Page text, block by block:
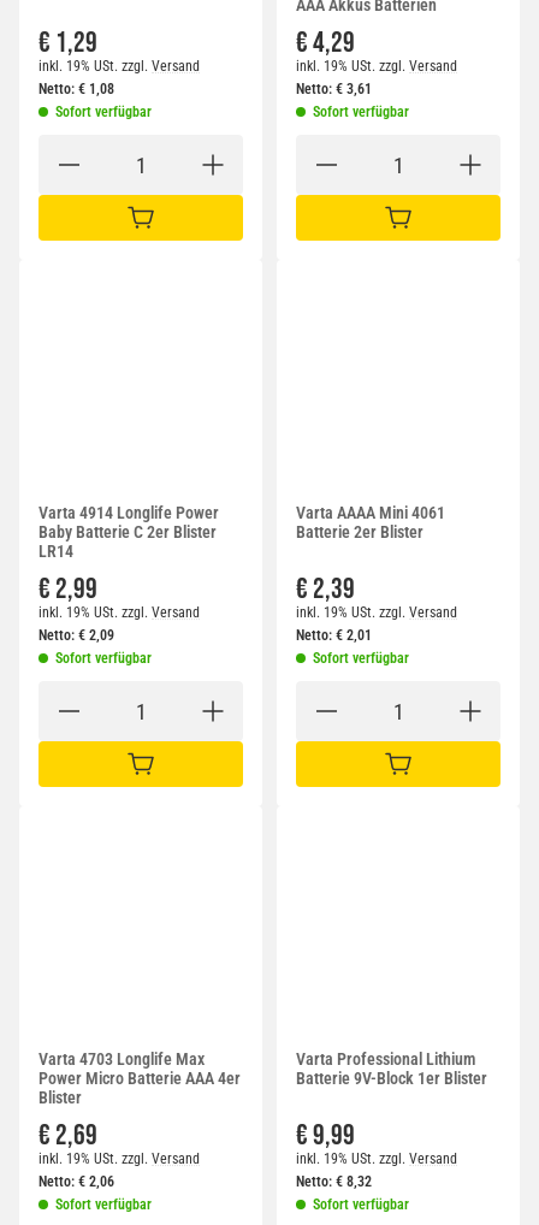
€ 1,29
inkl. 19% USt. zzgl. Versand
Netto: € 1,08
Sofort verfügbar
IN DEN WARENKORB
AAA Akkus Batterien
€ 4,29
inkl. 19% USt. zzgl. Versand
Netto: € 3,61
Sofort verfügbar
IN DEN WARENKORB
Varta 4914 Longlife Power
Baby Batterie C 2er Blister
LR14
€ 2,99
inkl. 19% USt. zzgl. Versand
Netto: € 2,09
Sofort verfügbar
IN DEN WARENKORB
Varta AAAA Mini 4061
Batterie 2er Blister
€ 2,39
inkl. 19% USt. zzgl. Versand
Netto: € 2,01
Sofort verfügbar
IN DEN WARENKORB
Varta 4703 Longlife Max
Power Micro Batterie AAA 4er
Blister
€ 2,69
inkl. 19% USt. zzgl. Versand
Netto: € 2,06
Sofort verfügbar
Varta Professional Lithium
Batterie 9V-Block 1er Blister
€ 9,99
inkl. 19% USt. zzgl. Versand
Netto: € 8,32
Sofort verfügbar